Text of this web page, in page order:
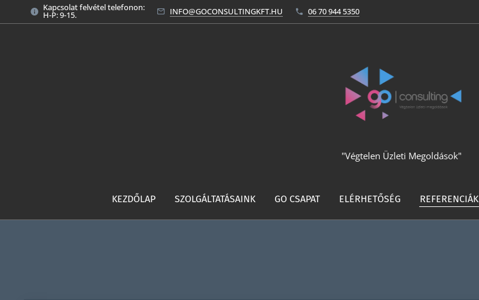
Kapcsolat felvétel telefonon:
H-P: 9-15. INFO@GOCONSULTINGKFT.HU 06 70 944 5350
"Végtelen Üzleti Megoldások"
KEZDŐLAP SZOLGÁLTATÁSAINK GO CSAPAT ELÉRHETŐSÉG REFERENCIÁK